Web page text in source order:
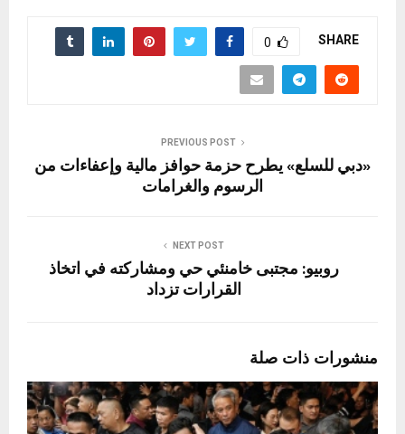
SHARE
0
PREVIOUS POST
«دبي للسلع» يطرح حزمة حوافز مالية وإعفاءات من
الرسوم والغرامات
NEXT POST
روبيو: مجتبى خامنئي حي ومشاركته في اتخاذ
القرارات تزداد
منشورات ذات صلة